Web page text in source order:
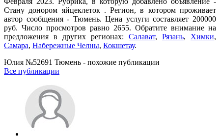
Стану донором яйцеклеток . Регион, в котором проживает
автор сообщения - Тюмень. Цена услуги составляет 200000
руб. Число просмотров равно 2655. Обратите внимание на
предложения в других регионах: Салават, Рязань, Химки,
Самара, Набережные Челны, Кокшетау.
Юлия №52691 Тюмень - похожие публикации
Все публикации